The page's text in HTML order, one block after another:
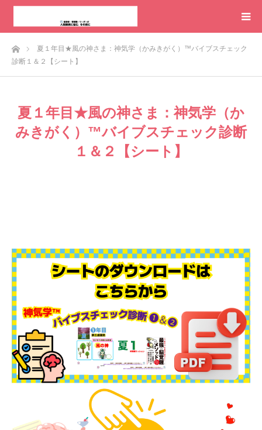
ホーム夏１年目★風の神さま：神気学（かみきがく）™️バイブスチェック
診断１＆２【シート】
夏１年目★風の神さま：神気学（か
みきがく）™️バイブスチェック診断
１＆２【シート】